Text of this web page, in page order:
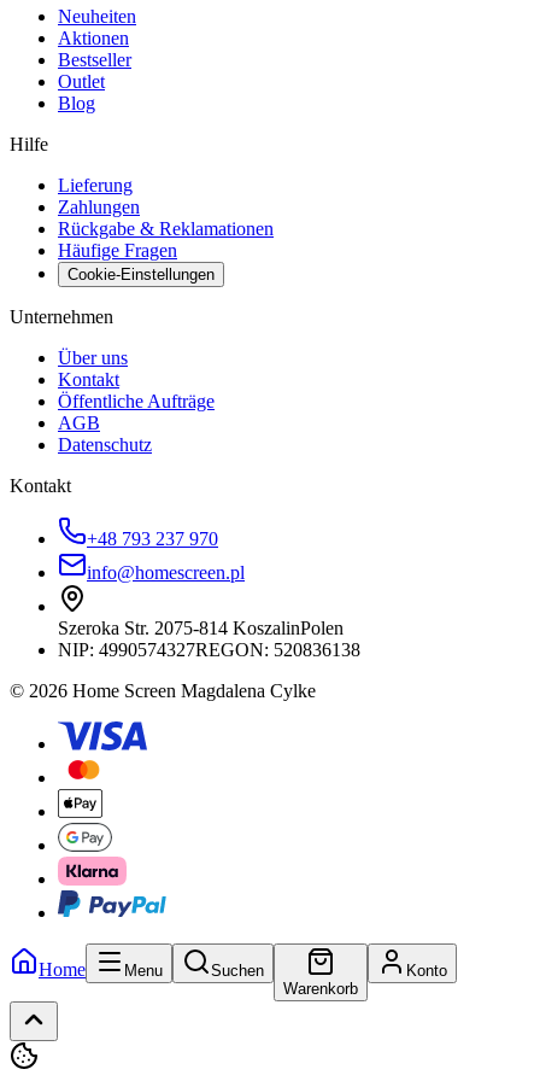
Neuheiten
Aktionen
Bestseller
Outlet
Blog
Hilfe
Lieferung
Zahlungen
Rückgabe & Reklamationen
Häufige Fragen
Cookie-Einstellungen
Unternehmen
Über uns
Kontakt
Öffentliche Aufträge
AGB
Datenschutz
Kontakt
+48 793 237 970
info@homescreen.pl
Szeroka Str. 2075-814 KoszalinPolen
NIP: 4990574327REGON: 520836138
© 2026 Home Screen Magdalena Cylke
Home Menu
Suchen
Warenkorb
Konto